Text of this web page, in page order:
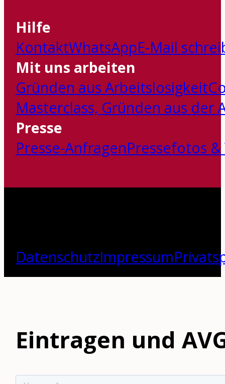
Hilfe
KontaktWhatsAppE-Mail
Mit uns arbeiten
Gründen aus Arbeitslosigkeit
Masterclass‚ Gründen aus der
Presse
Presse-AnfragenPressefotos
DatenschutzImpressum
Eintragen und